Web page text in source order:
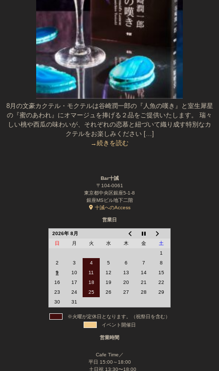
8月の文豪カクテル・モクテルは谷崎潤一郎の『人魚の嘆き』と室生犀星
の『蜜のあわれ』にオマージュを捧げる２品をご提供いたします。 瑞々
しい桃や西瓜の味わいが、それぞれの恋慕と紐づいて織り成す特別なカ
クテルをお楽しみください […]
→続きを読む
Bar十誡
〒104-0061
東京都中央区銀座5-1-8
銀座MSビル地下二階
十誡へのAccess
営業日
2026年 8月
日
月 火 水 木 金
土
1
2
3 4 5 6 7
8
9
10 11 12 13 14
15
16
17 18 19 20 21
22
23
24 25 26 27 28
29
30
31
※火曜が定休日となります。（祝祭日を含む）
イベント開催日
営業時間
Cafe Time／
平日 15:00～18:00
土日祝 13:30〜18:00